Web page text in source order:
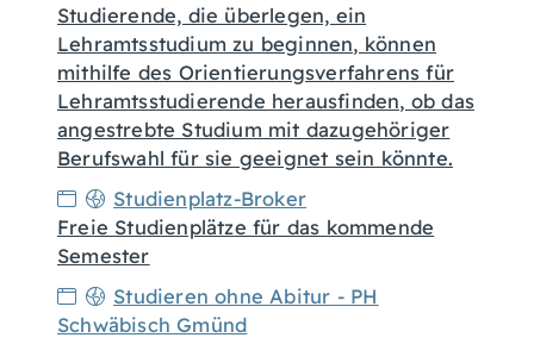
Studierende, die überlegen, ein
Lehramtsstudium zu beginnen, können
mithilfe des Orientierungsverfahrens für
Lehramtsstudierende herausfinden, ob das
angestrebte Studium mit dazugehöriger
Berufswahl für sie geeignet sein könnte.
Studienplatz-Broker
Freie Studienplätze für das kommende
Semester
Studieren ohne Abitur - PH
Schwäbisch Gmünd